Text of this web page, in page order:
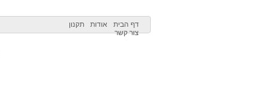
דף הבית אודות
תקנון
צור קשר